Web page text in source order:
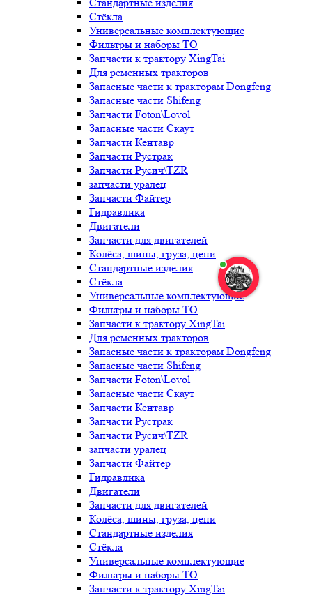
Стёкла
Универсальные комплектующие
Фильтры и наборы ТО
Запчасти к трактору XingTai
Для ременных тракторов
Запасные части к тракторам Dongfeng
Запасные части Shifeng
Запчасти Foton\Lovol
Запасные части Скаут
Запчасти Кентавр
Запчасти Рустрак
Запчасти Русич\TZR
запчасти уралец
Запчасти Файтер
Гидравлика
Двигатели
Запчасти для двигателей
Колёса, шины, груза, цепи
Стандартные изделия
Стёкла
Универсальные комплектующие
Фильтры и наборы ТО
Запчасти к трактору XingTai
Для ременных тракторов
Запасные части к тракторам Dongfeng
Запасные части Shifeng
Запчасти Foton\Lovol
Запасные части Скаут
Запчасти Кентавр
Запчасти Рустрак
Запчасти Русич\TZR
запчасти уралец
Запчасти Файтер
Гидравлика
Двигатели
Запчасти для двигателей
Колёса, шины, груза, цепи
Стандартные изделия
Стёкла
Универсальные комплектующие
Фильтры и наборы ТО
Запчасти к трактору XingTai